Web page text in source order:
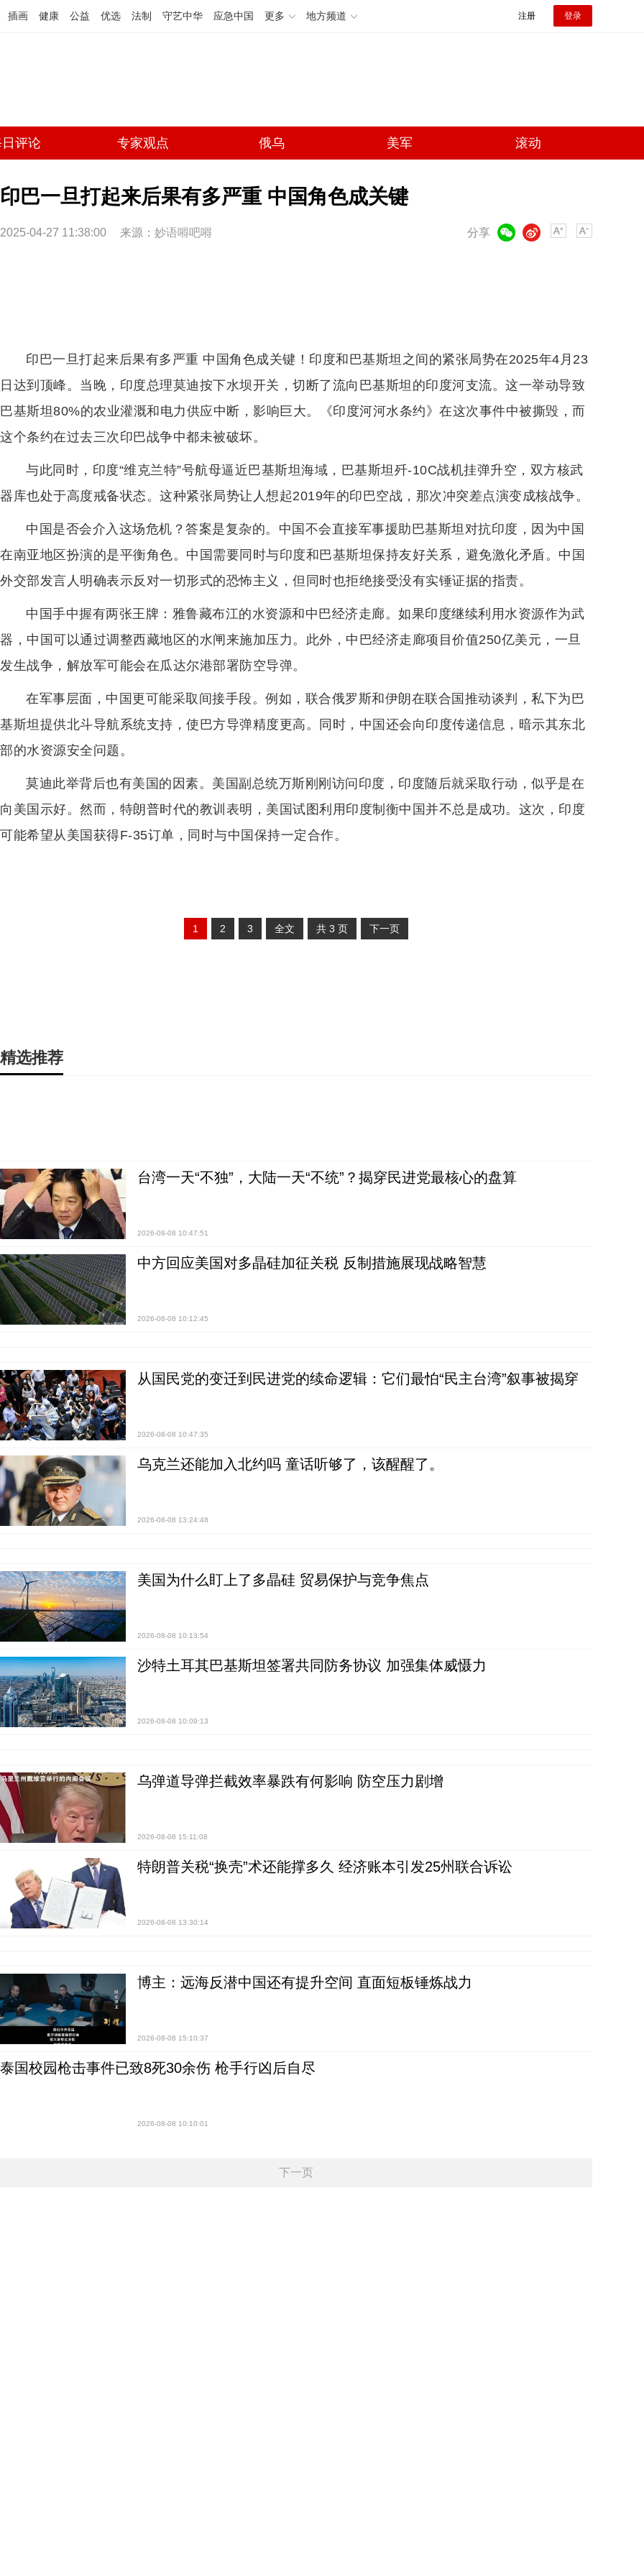
插画 健康 公益 优选 法制 守艺中华 应急中国 更多 地方频道 注册 登录
评论 专家观点 俄乌 美军 滚动
印巴一旦打起来后果有多严重 中国角色成关键
2025-04-27 11:38:00 来源： 妙语嘚吧嘚 分享
微博
印巴一旦打起来后果有多严重 中国角色成关键！印度和巴基斯坦之间的紧张局势在2025年4月23
日达到顶峰。当晚，印度总理莫迪按下水坝开关，切断了流向巴基斯坦的印度河支流。这一举动导致
巴基斯坦80%的农业灌溉和电力供应中断，影响巨大。《印度河河水条约》在这次事件中被撕毁，而
这个条约在过去三次印巴战争中都未被破坏。
与此同时，印度“维克兰特”号航母逼近巴基斯坦海域，巴基斯坦歼-10C战机挂弹升空，双方核武
器库也处于高度戒备状态。这种紧张局势让人想起2019年的印巴空战，那次冲突差点演变成核战争。
中国是否会介入这场危机？答案是复杂的。中国不会直接军事援助巴基斯坦对抗印度，因为中国
在南亚地区扮演的是平衡角色。中国需要同时与印度和巴基斯坦保持友好关系，避免激化矛盾。中国
外交部发言人明确表示反对一切形式的恐怖主义，但同时也拒绝接受没有实锤证据的指责。
中国手中握有两张王牌：雅鲁藏布江的水资源和中巴经济走廊。如果印度继续利用水资源作为武
器，中国可以通过调整西藏地区的水闸来施加压力。此外，中巴经济走廊项目价值250亿美元，一旦
发生战争，解放军可能会在瓜达尔港部署防空导弹。
在军事层面，中国更可能采取间接手段。例如，联合俄罗斯和伊朗在联合国推动谈判，私下为巴
基斯坦提供北斗导航系统支持，使巴方导弹精度更高。同时，中国还会向印度传递信息，暗示其东北
部的水资源安全问题。
莫迪此举背后也有美国的因素。美国副总统万斯刚刚访问印度，印度随后就采取行动，似乎是在
向美国示好。然而，特朗普时代的教训表明，美国试图利用印度制衡中国并不总是成功。这次，印度
可能希望从美国获得F-35订单，同时与中国保持一定合作。
1 2 3 全文 共 3 页 下一页
精选推荐
台湾一天“不独”，大陆一天“不统”？揭穿民进党最核心的盘算
2026-08-08 10:47:51
中方回应美国对多晶硅加征关税 反制措施展现战略智慧
2026-08-08 10:12:45
从国民党的变迁到民进党的续命逻辑：它们最怕“民主台湾”叙事被揭穿
2026-08-08 10:47:35
乌克兰还能加入北约吗 童话听够了，该醒醒了。
2026-08-08 13:24:48
美国为什么盯上了多晶硅 贸易保护与竞争焦点
2026-08-08 10:13:54
沙特土耳其巴基斯坦签署共同防务协议 加强集体威慑力
2026-08-08 10:09:13
乌弹道导弹拦截效率暴跌有何影响 防空压力剧增
2026-08-08 15:11:08
特朗普关税“换壳”术还能撑多久 经济账本引发25州联合诉讼
2026-08-08 13:30:14
博主：远海反潜中国还有提升空间 直面短板锤炼战力
2026-08-08 15:10:37
泰国校园枪击事件已致8死30余伤 枪手行凶后自尽
2026-08-08 10:10:01
下一页